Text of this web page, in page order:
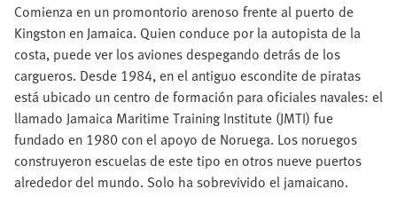
Comienza en un promontorio arenoso frente al puerto de
Kingston en Jamaica. Quien conduce por la autopista de la
costa, puede ver los aviones despegando detrás de los
cargueros. Desde 1984, en el antiguo escondite de piratas
está ubicado un centro de formación para oficiales navales: el
llamado Jamaica Maritime Training Institute (JMTI) fue
fundado en 1980 con el apoyo de Noruega. Los noruegos
construyeron escuelas de este tipo en otros nueve puertos
alrededor del mundo. Solo ha sobrevivido el jamaicano.